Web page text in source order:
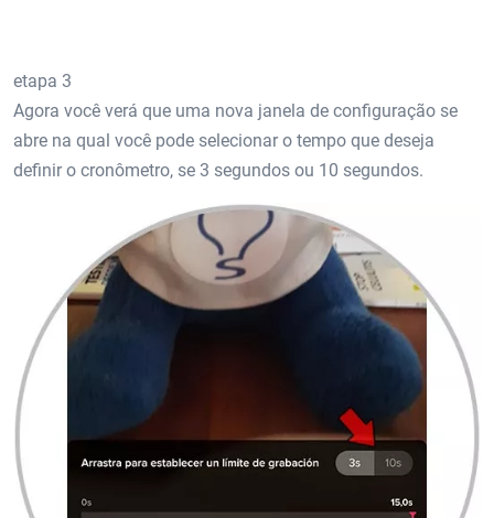
etapa 3
Agora você verá que uma nova janela de configuração se
abre na qual você pode selecionar o tempo que deseja
definir o cronômetro, se 3 segundos ou 10 segundos.